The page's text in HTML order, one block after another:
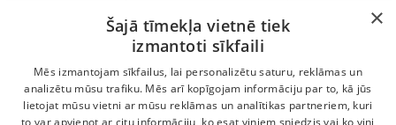
komercdarbības procesu uzlabošanā - ieviesta klientu
attiecību pārvaldības sistēma (CRM). 2024. gada 16.
decembrī tika noslēgts līgums Nr. 9.2-17-L-2024/928 ar
Latvijas Investīciju un attīstības aģentūru par atbalsta
saņemšanu saskaņā ar Atveseļošanas un noturības
×
Šajā tīmekļa vietnē tiek
izmantoti sīkfaili
Mēs izmantojam sīkfailus, lai personalizētu saturu, reklāmas un
analizētu mūsu trafiku. Mēs arī kopīgojam informāciju par to, kā jūs
lietojat mūsu vietni ar mūsu reklāmas un analītikas partneriem, kuri
to var apvienot ar citu informāciju, ko esat viņiem sniedzis vai ko viņi